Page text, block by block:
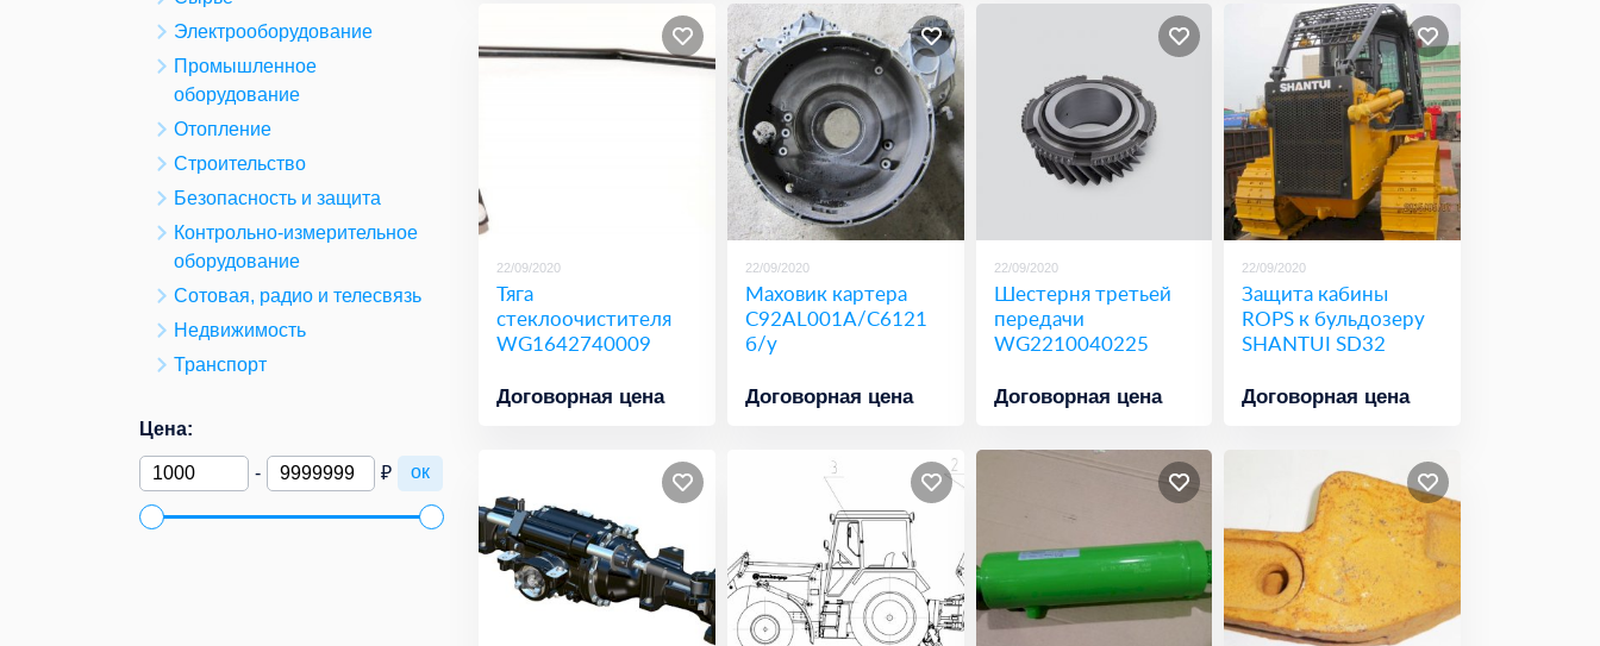
Электрооборудование
Промышленное
оборудование
Отопление
Строительство
Безопасность и защита
Контрольно-измерительное
оборудование
Сотовая, радио и телесвязь
Недвижимость
Транспорт
Цена:
- ₽ ок
22/09/2020
Тяга
стеклоочистителя
WG1642740009
Договорная цена
22/09/2020
Маховик картера
C92AL001A/C6121
б/у
Договорная цена
22/09/2020
Шестерня третьей
передачи
WG2210040225
Договорная цена
22/09/2020
Защита кабины
ROPS к бульдозеру
SHANTUI SD32
Договорная цена